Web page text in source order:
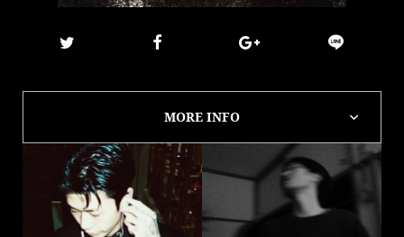
MORE INFO